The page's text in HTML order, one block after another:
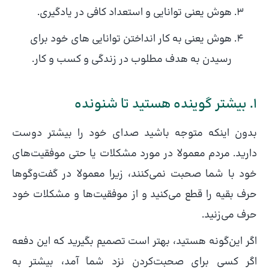
هوش یعنی توانایی و استعداد کافی در یادگیری.
هوش یعنی به کار انداختن توانایی های خود برای
رسیدن به هدف مطلوب در زندگی و کسب و کار.
۱. بیشتر گوینده هستید تا شنونده
بدون اینکه متوجه باشید صدای خود را بیشتر دوست
دارید. مردم معمولا در مورد مشکلات یا حتی موفقیت‌های‌
خود با شما صحبت نمی‌کنند، زیرا معمولا در گفت‌وگوها
حرف بقیه را قطع می‌کنید و از موفقیت‌ها و مشکلات‌ خود
حرف می‌زنید. ‌
اگر این‌گونه هستید، بهتر است تصمیم بگیرید که این‌ دفعه
اگر کسی برای صحبت‌کردن نزد شما آمد، بیشتر به